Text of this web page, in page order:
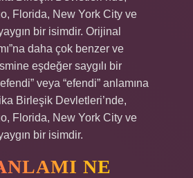
Florida, New York City ve
bir isimdir. Orijinal
daha çok benzer ve
eşdeğer saygılı bir
veya “efendi” anlamına
Birleşik Devletleri’nde,
Florida, New York City ve
bir isimdir.
NE